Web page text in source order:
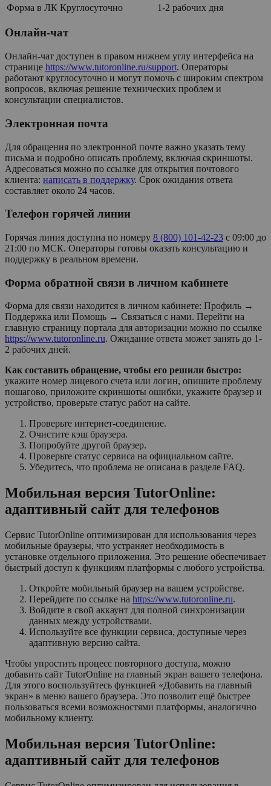
Форма в ЛК Круглосуточно 1-2 рабочих дня
Онлайн-чат
Онлайн-чат доступен в правом нижнем углу интерфейса на
странице https://www.tutoronline.ru/support. Операторы
работают круглосуточно и могут помочь с широким спектром
вопросов, включая решение технических проблем и
консультации специалистов.
Электронная почта
Для обращения по электронной почте важно указать тему
письма и подробно описать проблему, включая скриншоты.
Адресоваться можно по ссылке для открытия почтового
клиента: написать в поддержку. Срок ожидания ответа
составляет около 24 часов.
Телефон горячей линии
Горячая линия доступна по номеру 8 (800) 101-42-23 с 09:00 до
21:00 по МСК. Операторы готовы оказать консультацию и
поддержку в реальном времени.
Форма обратной связи в личном кабинете
Форма для связи находится в личном кабинете: Профиль →
Поддержка или Помощь → Связаться с нами. Перейти на
главную страницу портала для авторизации можно по ссылке
https://www.tutoronline.ru. Ожидание ответа может занять до 1-
2 рабочих дней.
Как составить обращение, чтобы его решили быстро:
укажите номер лицевого счета или логин, опишите проблему
пошагово, приложите скриншоты ошибки, укажите браузер и
устройство, проверьте статус работ на сайте.
Проверьте интернет-соединение.
Очистите кэш браузера.
Попробуйте другой браузер.
Проверьте статус сервиса на официальном сайте.
Убедитесь, что проблема не описана в разделе FAQ.
Мобильная версия TutorOnline:
адаптивный сайт для телефонов
Сервис TutorOnline оптимизирован для использования через
мобильные браузеры, что устраняет необходимость в
установке отдельного приложения. Это решение обеспечивает
быстрый доступ к функциям платформы с любого устройства.
Откройте мобильный браузер на вашем устройстве.
Перейдите по ссылке на https://www.tutoronline.ru.
Войдите в свой аккаунт для полной синхронизации
данных между устройствами.
Используйте все функции сервиса, доступные через
адаптивную версию сайта.
Чтобы упростить процесс повторного доступа, можно
добавить сайт TutorOnline на главный экран вашего телефона.
Для этого воспользуйтесь функцией «Добавить на главный
экран» в меню вашего браузера. Это позволит ещё быстрее
пользоваться всеми возможностями платформы, аналогично
мобильному клиенту.
Мобильная версия TutorOnline:
адаптивный сайт для телефонов